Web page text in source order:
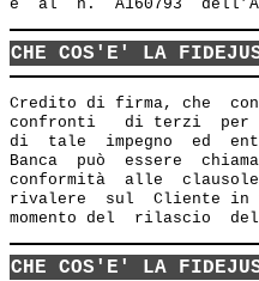
CHE COS'E' LA
Credito di firma, che
confronti   di terzi  per
di  tale  impegno  ed
Banca  può  essere
conformità  alle
rivalere  sul  Cliente in
CHE COS'E' LA